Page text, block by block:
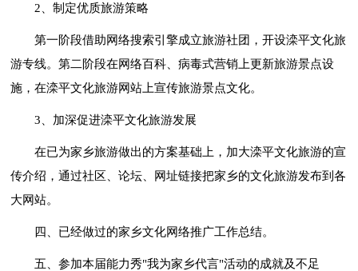
2、制定优质旅游策略
第一阶段借助网络搜索引擎成立旅游社团，开设滦平文化旅
游专线。第二阶段在网络百科、病毒式营销上更新旅游景点设
施，在滦平文化旅游网站上宣传旅游景点文化。
3、加深促进滦平文化旅游发展
在已为家乡旅游做出的方案基础上，加大滦平文化旅游的宣
传介绍，通过社区、论坛、网址链接把家乡的文化旅游发布到各
大网站。
四、已经做过的家乡文化网络推广工作总结。
五、参加本届能力秀"我为家乡代言"活动的成就及不足